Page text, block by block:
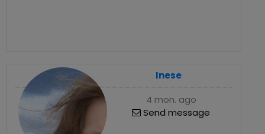
Inese
4 mon. ago
Send message